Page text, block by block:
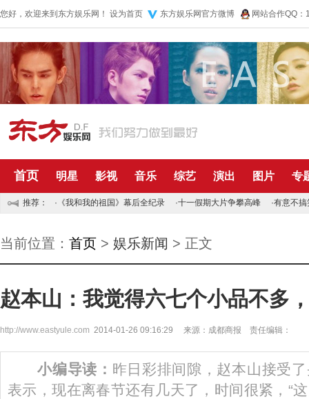
您好，欢迎来到东方娱乐网！ 设为首页 东方娱乐网官方微博 网站合作QQ
首页 明星 影视 音乐 综艺 演出 图片 专
推荐： · 《我和我的祖国》幕后全纪录 ·十一假期大片争攀高峰 ·有意不搞
当前位置： 首页 > 娱乐新闻 > 正文
赵本山：我觉得六七个小品不多
http://www.eastyule.com 2014-01-26 09:16:29 来源：成都商报 责任编辑：
小编导读： 昨日彩排间隙，赵本山接受
表示，现在离春节还有几天了，时间很紧，“